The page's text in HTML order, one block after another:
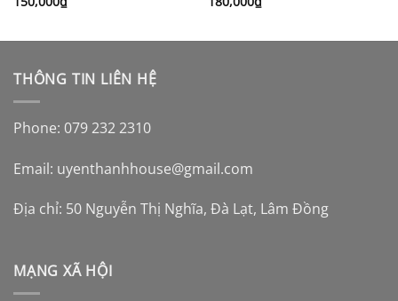
THÔNG TIN LIÊN HỆ
Phone: 079 232 2310
Email: uyenthanhhouse@gmail.com
Địa chỉ: 50 Nguyễn Thị Nghĩa, Đà Lạt, Lâm Đồng
MẠNG XÃ HỘI